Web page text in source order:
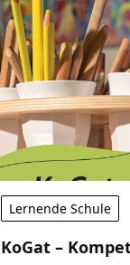
Lernende Schule
KoGat –